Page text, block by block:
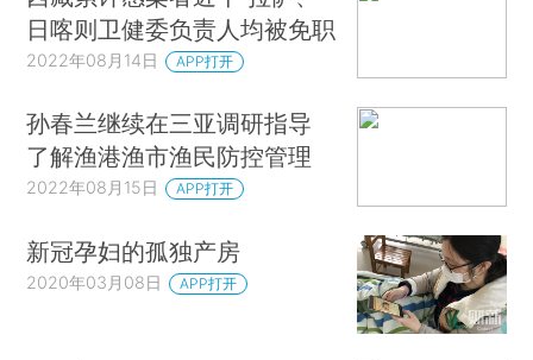
日喀则卫健委负责人均被免职
2022年08月14日 APP打开
孙春兰继续在三亚调研指导
了解渔港渔市渔民防控管理
2022年08月15日 APP打开
新冠孕妇的孤独产房
2020年03月08日 APP打开